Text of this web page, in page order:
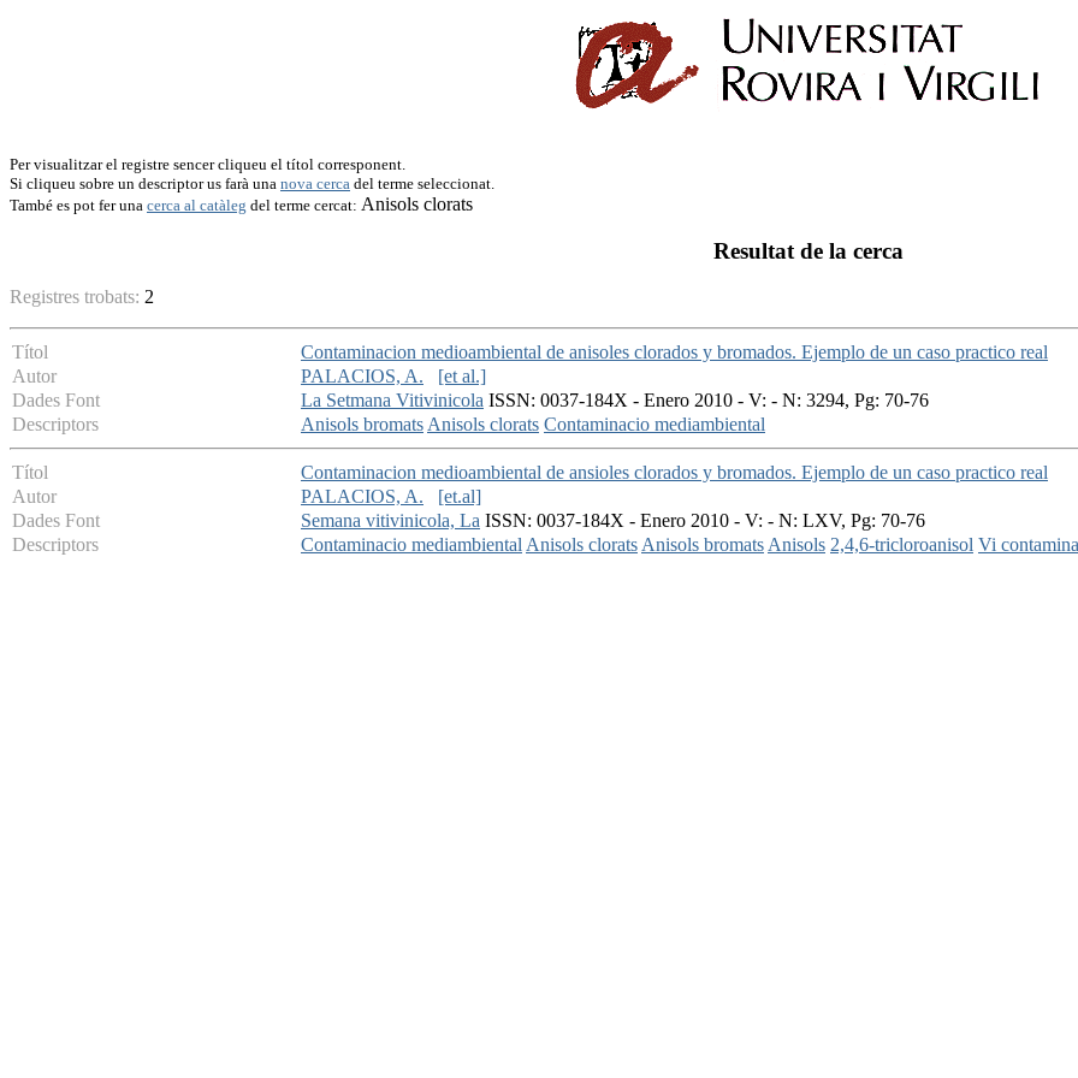
Per visualitzar el registre sencer cliqueu el títol corresponent.
Si cliqueu sobre un descriptor us farà una nova cerca del terme seleccionat.
També es pot fer una cerca al catàleg del terme cercat: Anisols clorats
Resultat de la cerca
Registres trobats: 2
Títol
Contaminacion medioambiental de anisoles clorados y bromados. Ejemplo de un caso practico real
Autor
PALACIOS, A.
[et al.]
Dades Font
La Setmana Vitivinicola ISSN: 0037-184X - Enero 2010 - V: - N: 3294, Pg: 70-76
Descriptors
Anisols bromatsAnisols clorats Contaminacio mediambiental
Títol
Contaminacion medioambiental de ansioles clorados y bromados. Ejemplo de un caso practico real
Autor
PALACIOS, A.
[et.al]
Dades Font
Semana vitivinicola, La ISSN: 0037-184X - Enero 2010 - V: - N: LXV, Pg: 70-76
Descriptors
Contaminacio mediambientalAnisols cloratsAnisols bromatsAnisols 2,4,6-tricloroanisol Vi